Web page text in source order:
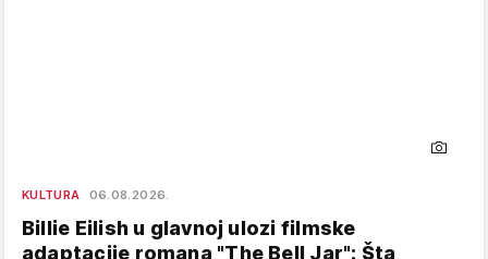
KULTURA 06.08.2026.
Billie Eilish u glavnoj ulozi filmske
adaptacije romana "The Bell Jar": Šta